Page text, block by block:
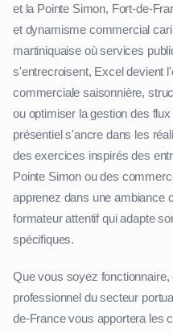
et la Pointe Simon, Fort-de-
et dynamisme commercial
martiniquaise où services
s'entrecroisent, Excel devient
commerciale saisonnière,
ou optimiser la gestion des
présentiel s'ancre dans les
des exercices inspirés des
Pointe Simon ou des
apprenez dans une ambiance
formateur attentif qui adapte
spécifiques.
Que vous soyez
professionnel du secteur
de-France vous apportera les